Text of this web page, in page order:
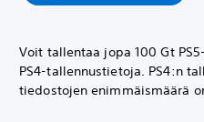
Voit tallentaa jopa 100 Gt
PS4-tallennustietoja. PS4:n
tiedostojen enimmäismäärä